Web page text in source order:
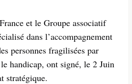
et le Groupe associatif
dans l’accompagnement
personnes fragilisées par
handicap, ont signé, le 2 Juin
stratégique.